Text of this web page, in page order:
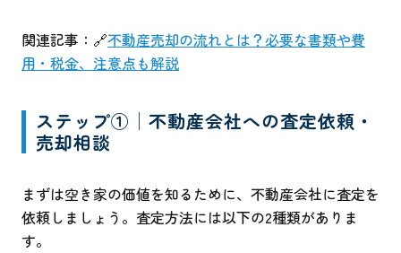
関連記事：🔗不動産売却の流れとは？必要な書類や費
用・税金、注意点も解説
ステップ①│不動産会社への査定依頼・
売却相談
まずは空き家の価値を知るために、不動産会社に査定を
依頼しましょう。査定方法には以下の2種類がありま
す。